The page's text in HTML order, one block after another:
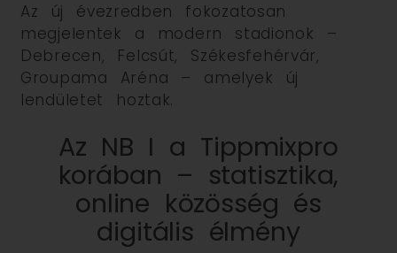
Az új évezredben fokozatosan
megjelentek a modern stadionok –
Debrecen, Felcsút, Székesfehérvár,
Groupama Aréna – amelyek új
lendületet hoztak.
Az NB I a Tippmixpro
korában – statisztika,
online közösség és
digitális élmény